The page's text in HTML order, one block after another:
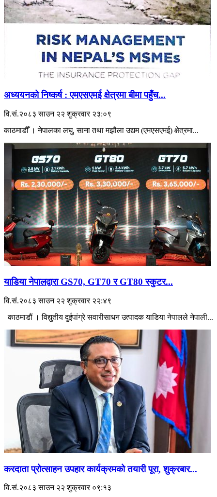
अध्ययनको निष्कर्ष : एमएसएमई क्षेत्रमा बीमा पहुँच...
वि.सं.२०८३ साउन २२ शुक्रवार २३:०९
काठमाडौँ । नेपालका लघु, साना तथा मझौला उद्यम (एमएसएमई) क्षेत्रमा...
याडिया नेपालद्वारा GS70, GT70 र GT80 स्कुटर...
वि.सं.२०८३ साउन २२ शुक्रवार २२:४९
काठमाडौं । विद्युतीय दुईपांग्रे सवारीसाधन उत्पादक याडिया नेपालले नेपाली...
करदाता प्रोत्साहन उपहार कार्यक्रमको तयारी पूरा, शुक्रबार...
वि.सं.२०८३ साउन २२ शुक्रवार ०९:१३